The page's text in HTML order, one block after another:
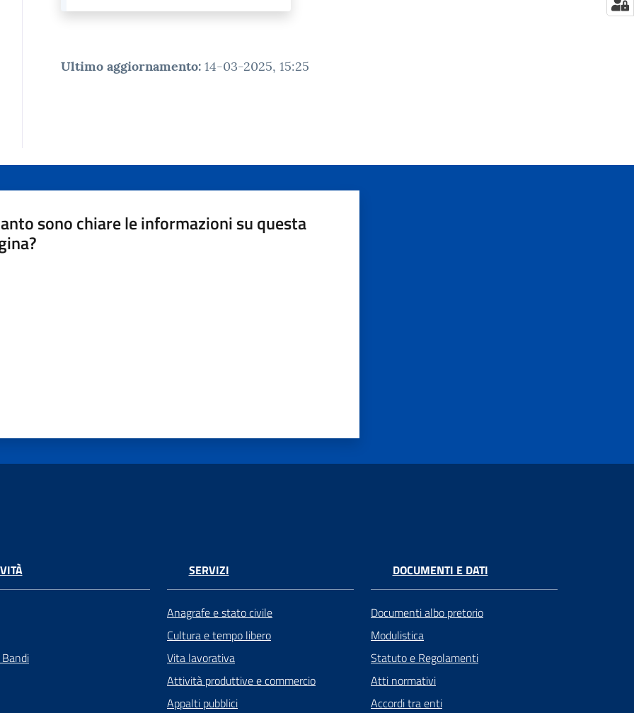
Ultimo aggiornamento: 14-03-2025, 15:25
sono chiare le informazioni su questa
SERVIZI
Anagrafe e stato civile
Cultura e tempo libero
Vita lavorativa
Attività produttive e commercio
Appalti pubblici
DOCUMENTI E DATI
Documenti albo pretorio
Modulistica
Statuto e Regolamenti
Atti normativi
Accordi tra enti